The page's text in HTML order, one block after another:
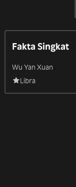
Fakta Singkat
Wu Yan Xuan
Libra